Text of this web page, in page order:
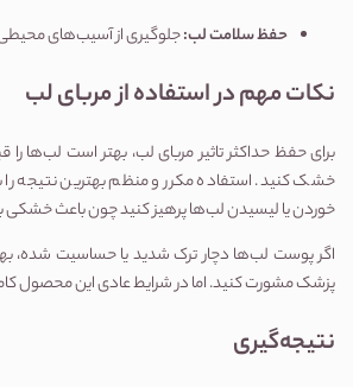
حفظ سلامت لب:جلوگیری از آسیب‌های محیطی
نکات مهم در استفاده از مربای لب
برای حفظ حداکثر تاثیر مربای لب، بهتر است لب‌ها را
خشک کنید. استفاده مکرر و منظم بهترین نتیجه را
خوردن یا لیسیدن لب‌ها پرهیز کنید چون باعث
اگر پوست لب‌ها دچار ترک شدید یا حساسیت شده،
پزشک مشورت کنید. اما در شرایط عادی این محصول
نتیجه‌گیری